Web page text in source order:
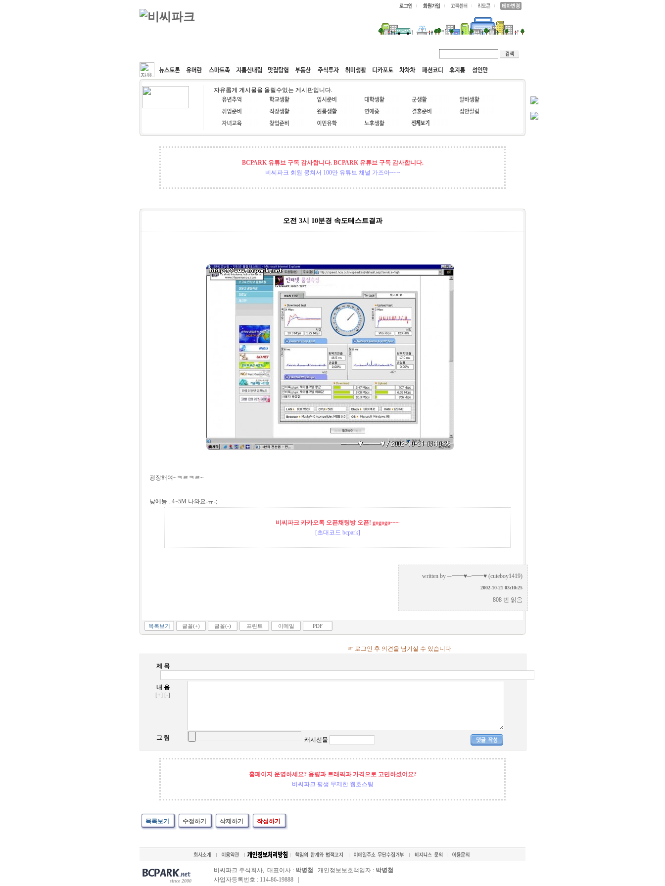
커뮤니티 속도패치 웹호스팅 공동구매 고객센터
자유롭게 게시물을 올릴수있는 게시판입니다.
BCPARK 유튜브 구독 감사합니다. BCPARK 유튜브 구독 감사합니다.
비씨파크 회원 뭉쳐서 100만 유튜브 채널 가즈아~~~
오전 3시 10분경 속도테스트결과
굉장해여~ㅋㄹㅋㄹ~
낮에능...4~5M 나와요-ㅠ-;
비씨파크 카카오톡 오픈채팅방 오픈! gogogo~~~
[초대코드 bcpark]
written by ─━━♥─━━♥ (cuteboy1419)
2002-10-21 03:10:25
808 번 읽음
목록보기 글꼴(+) 글꼴(-) 프린트 이메일 PDF
☞ 로그인 후 의견을 남기실 수 있습니다
제 목
내 용
[+] [-]
그 림 캐시선물
홈페이지 운영하세요? 용량과 트래픽과 가격으로 고민하셨어요?
비씨파크 평생 무제한 웹호스팅
목록보기 수정하기 삭제하기 작성하기
since 2000
비씨파크 주식회사, 대표이사 : 박병철 개인정보보호책임자 : 박병철
사업자등록번호 : 114-86-19888 |